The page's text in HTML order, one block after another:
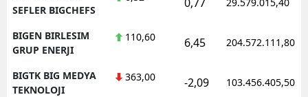
SEFLER BIGCHEFS
BIGEN BIRLESIM
GRUP ENERJI
110,60 6,45 204.572.111,80
BIGTK BIG MEDYA
TEKNOLOJI
363,00 -2,09 103.456.405,50